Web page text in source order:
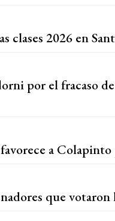
clases 2026 en
por el fracaso
a
que